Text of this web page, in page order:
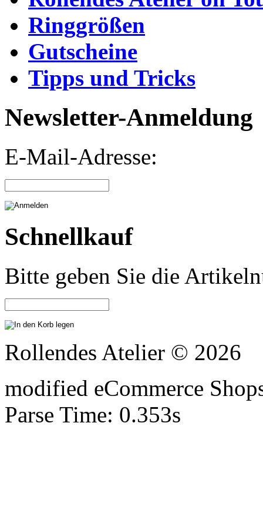
Ringgrößen
Gutscheine
Tipps und Tricks
Newsletter-Anmeldung
E-Mail-Adresse:
Schnellkauf
Bitte geben Sie die
Rollendes Atelier © 2026
modified eCommerce
Parse Time: 0.353s